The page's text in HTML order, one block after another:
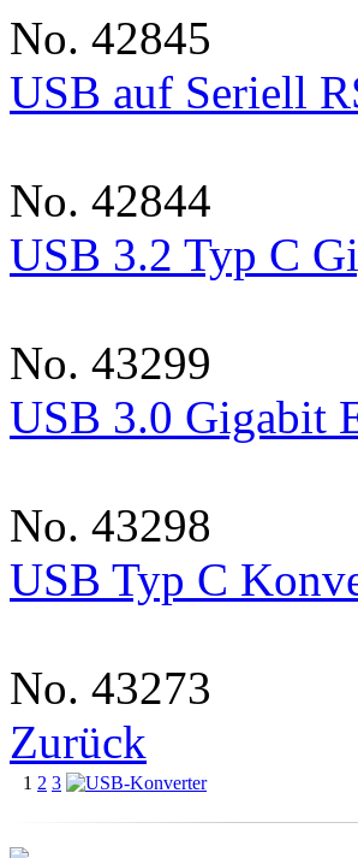
No. 42845
USB auf Seriell
No. 42844
USB 3.2 Typ C
No. 43299
USB 3.0 Gigabit
No. 43298
USB Typ C
No. 43273
Zurück
1 2 3